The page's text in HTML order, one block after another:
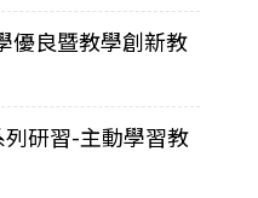
優良暨教學創新教
研習-主動學習教